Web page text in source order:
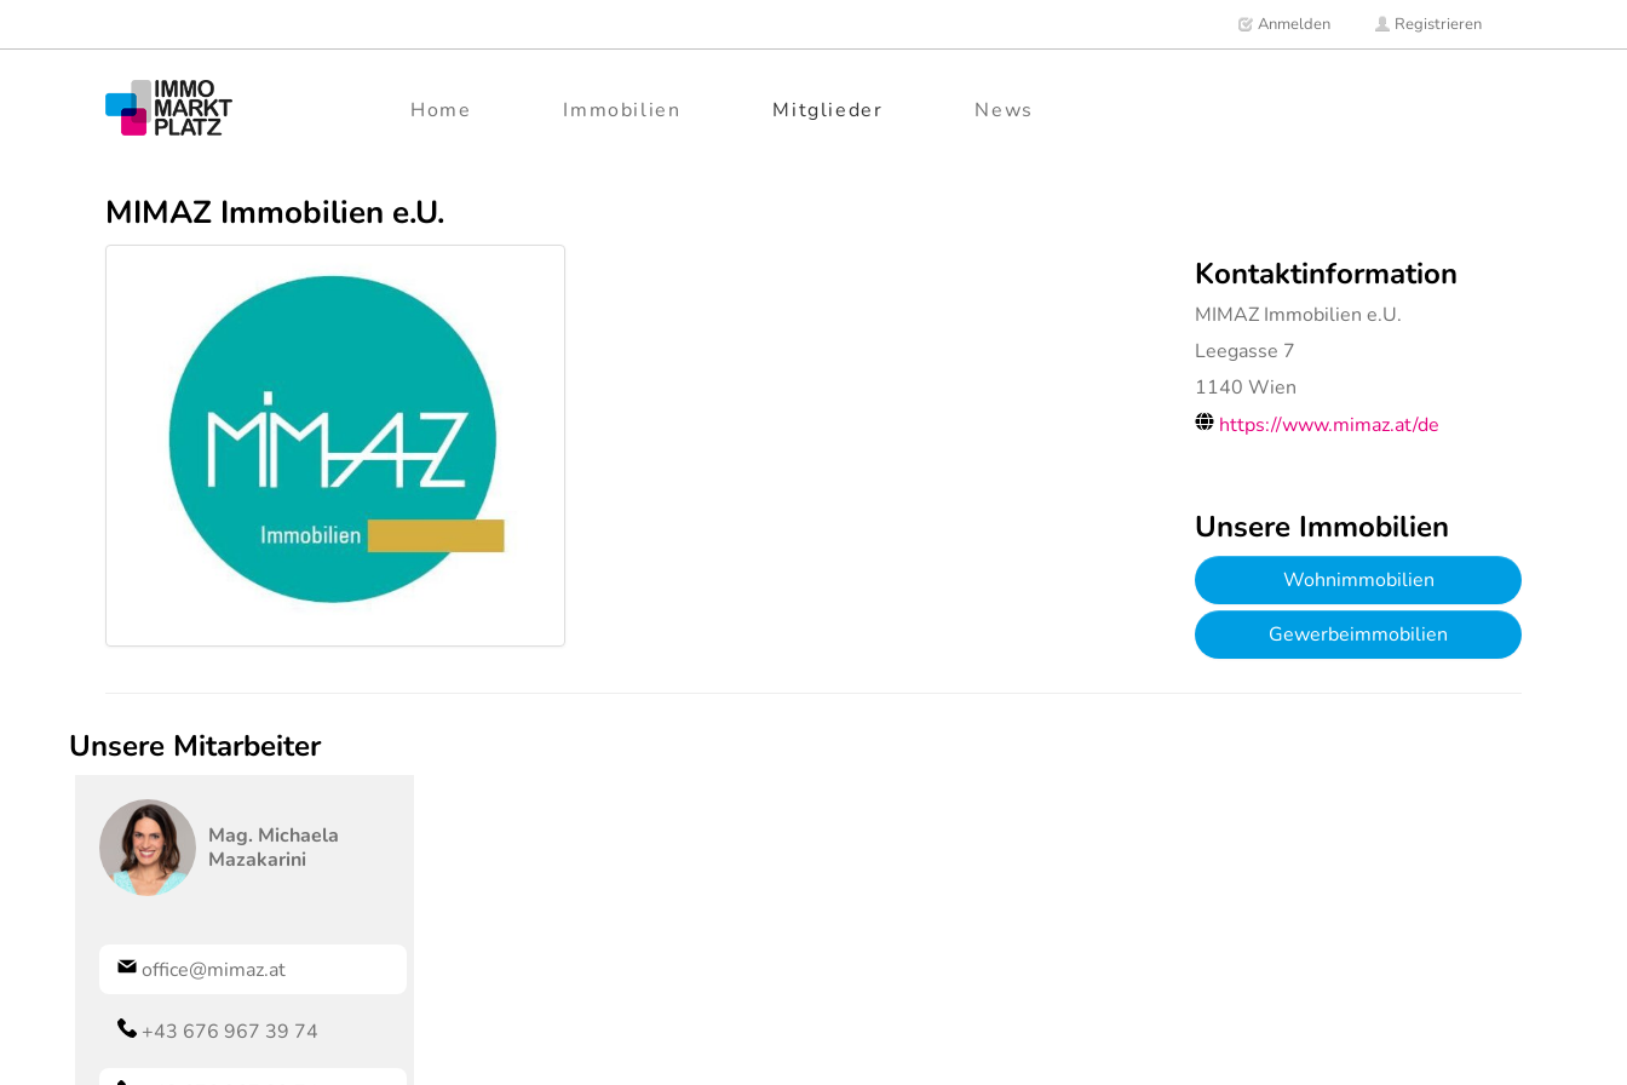
Anmelden Registrieren
Home Immobilien Mitglieder News
MIMAZ Immobilien e.U.
Kontaktinformation
MIMAZ Immobilien e.U.
Leegasse 7
1140 Wien
https://www.mimaz.at/de
Unsere Immobilien
Wohnimmobilien
Gewerbeimmobilien
Unsere Mitarbeiter
Mag. Michaela
Mazakarini
office@mimaz.at
+43 676 967 39 74